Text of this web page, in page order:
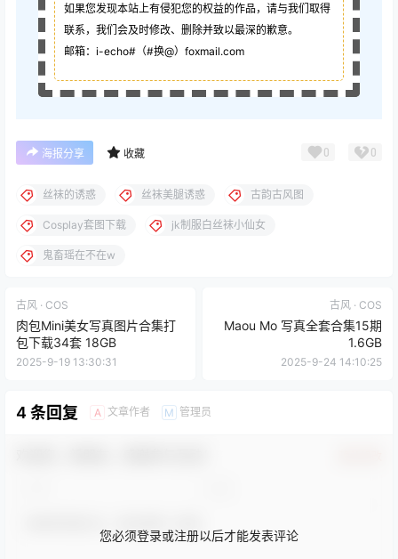
如果您发现本站上有侵犯您的权益的作品，请与我们取得
联系，我们会及时修改、删除并致以最深的歉意。
邮箱：i-echo#（#换@）foxmail.com
海报分享 收藏 0 0
丝袜的诱惑 丝袜美腿诱惑 古韵古风图
Cosplay套图下载 jk制服白丝袜小仙女
鬼畜瑶在不在w
古风 · COS
肉包Mini美女写真图片合集打
包下载34套 18GB
2025-9-19 13:30:31
古风 · COS
Maou Mo 写真全套合集15期
1.6GB
2025-9-24 14:10:25
4 条回复 A 文章作者 M 管理员
您必须登录或注册以后才能发表评论